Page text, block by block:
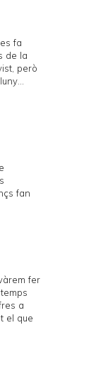
fa
de la
però
fan
fer
a
el que